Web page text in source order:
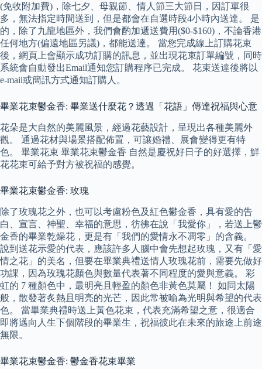
(免收附加費)，除七夕、母親節、情人節三大節日，因訂單很
多，無法指定時間送到，但是都會在自選時段4小時內送達。 是
的，除了九龍地區外，我們會酌加遞送費用($0-$160)，不論香港
任何地方(偏遠地區另議)，都能送達。 當您完成線上訂購花束
後，網頁上會顯示成功訂購的訊息，並出現花束訂單編號，同時
系統會自動發出Email通知您訂購程序已完成。 花束送達後將以
e-mail或簡訊方式通知訂購人。
畢業花束鬱金香: 畢業送什麼花？透過「花語」傳達祝福與心意
花朵是大自然的美麗風景，經過花藝設計，呈現出各種美麗外
觀。 通過花材與場景搭配佈置，可讓婚禮、展會變得更有特
色。 畢業花束 畢業花束鬱金香 自然是慶祝好日子的好選擇，鮮
花花束可給予對方被祝福的感覺。
畢業花束鬱金香: 玫瑰
除了玫瑰花之外，也可以考慮粉色及紅色鬱金香，具有愛的告
白、宣言、神聖、幸福的意思，彷彿在說「我愛你」，若送上鬱
金香的畢業乾燥花，更是有「我們的愛情永不凋零」的含義。
說到送花示愛的代表，應該許多人腦中會先想起玫瑰，又有「愛
情之花」的美名，但要在畢業典禮送情人玫瑰花前，需要先做好
功課，因為玫瑰花顏色與數量代表著不同程度的愛與意義。 彩
虹的 7 種顏色中，最明亮且輕盈的顏色非黃色莫屬！ 如同太陽
般，散發著炙熱且明亮的光芒，因此常被喻為光明與希望的代表
色。 當畢業典禮時送上黃色花束，代表充滿希望之意，很適合
即將邁向人生下個階段的畢業生，祝福彼此在未來的旅途上前途
無限。
畢業花束鬱金香: 鬱金香花束畢業